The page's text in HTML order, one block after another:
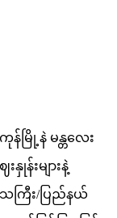
မြို့နဲ မန္တလေး
းများနဲ့
သကြီး/ပြည်နယ်